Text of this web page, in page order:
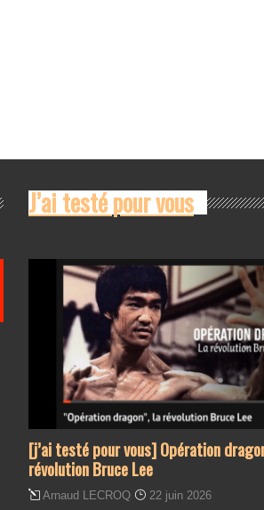
J’ai testé pour vous
[j’ai testé pour vous] Opération
révolution Bruce Lee
Arnaud LECROQ 22 juin 2026